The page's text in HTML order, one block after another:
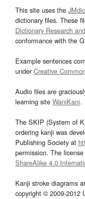
This site uses the
dictionary files. These
Dictionary Research
conformance with the
Example sentences
underCreative
Audio files are
learning site WaniKani.
The SKIP (System of
ordering kanji was
Publishing Society at
permission. The
ShareAlike 4.0
Kanji stroke diagrams
copyright © 2009-2012